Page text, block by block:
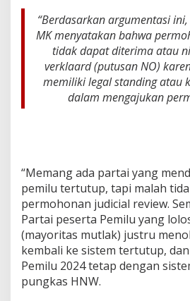
“Berdasarkan argumentasi
MK menyatakan bahwa
tidak dapat diterima atau
verklaard (putusan NO)
memiliki legal standing atau
dalam mengajukan
“Memang ada partai yang
pemilu tertutup, tapi malah
permohonan judicial review.
Partai peserta Pemilu yang
(mayoritas mutlak) justru
kembali ke sistem tertutup,
Pemilu 2024 tetap dengan
pungkas HNW.